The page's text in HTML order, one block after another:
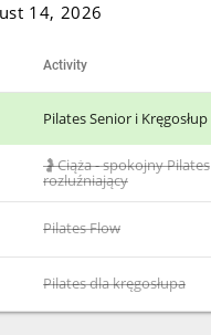
14, 2026
Activity
Pilates Senior i Kręgosłup
🤰Ciąża - spokojny Pilates
rozluźniający
Pilates Flow
Pilates dla kręgosłupa